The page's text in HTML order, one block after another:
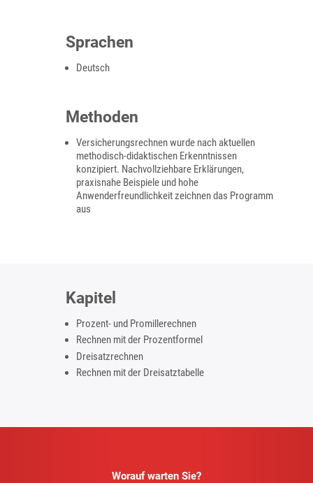
Sprachen
Deutsch
Methoden
Versicherungsrechnen wurde nach aktuellen
methodisch-didaktischen Erkenntnissen
konzipiert. Nachvollziehbare Erklärungen,
praxisnahe Beispiele und hohe
Anwenderfreundlichkeit zeichnen das Programm
aus
Kapitel
Prozent- und Promillerechnen
Rechnen mit der Prozentformel
Dreisatzrechnen
Rechnen mit der Dreisatztabelle
Worauf warten Sie?